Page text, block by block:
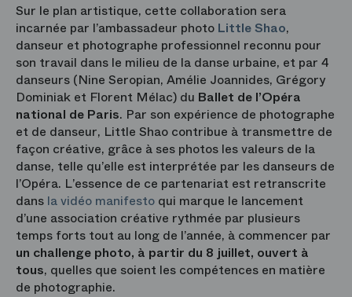
Sur le plan artistique, cette collaboration sera
incarnée par l’ambassadeur photo Little Shao,
danseur et photographe professionnel reconnu pour
son travail dans le milieu de la danse urbaine, et par 4
danseurs (Nine Seropian, Amélie Joannides, Grégory
Dominiak et Florent Mélac) du Ballet de l’Opéra
national de Paris. Par son expérience de photographe
et de danseur, Little Shao contribue à transmettre de
façon créative, grâce à ses photos les valeurs de la
danse, telle qu’elle est interprétée par les danseurs de
l’Opéra. L’essence de ce partenariat est retranscrite
dans la vidéo manifesto qui marque le lancement
d’une association créative rythmée par plusieurs
temps forts tout au long de l’année, à commencer par
un challenge photo, à partir du 8 juillet, ouvert à
tous, quelles que soient les compétences en matière
de photographie.